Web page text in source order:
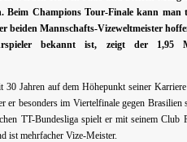
Beim Champions Tour-Finale kann man
beiden Mannschafts-Vizeweltmeister
bekannt ist, zeigt der 1,95
30 Jahren auf dem Höhepunkt seiner
er besonders im Viertelfinale gegen
TT-Bundesliga spielt er mit seinem Club
ist mehrfacher Vize-Meister.